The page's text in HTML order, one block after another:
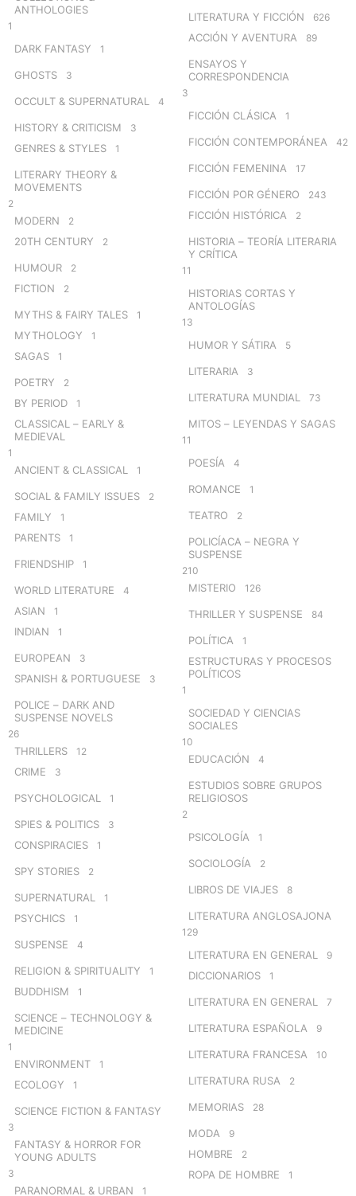
ANTHOLOGIES
1
DARK FANTASY 1
GHOSTS 3
OCCULT & SUPERNATURAL 4
HISTORY & CRITICISM 3
GENRES & STYLES 1
LITERARY THEORY &
MOVEMENTS
2
MODERN 2
20TH CENTURY 2
HUMOUR 2
FICTION 2
MYTHS & FAIRY TALES 1
MYTHOLOGY 1
SAGAS 1
POETRY 2
BY PERIOD 1
CLASSICAL – EARLY &
MEDIEVAL
1
ANCIENT & CLASSICAL 1
SOCIAL & FAMILY ISSUES 2
FAMILY 1
PARENTS 1
FRIENDSHIP 1
WORLD LITERATURE 4
ASIAN 1
INDIAN 1
EUROPEAN 3
SPANISH & PORTUGUESE 3
POLICE – DARK AND
SUSPENSE NOVELS
26
THRILLERS 12
CRIME 3
PSYCHOLOGICAL 1
SPIES & POLITICS 3
CONSPIRACIES 1
SPY STORIES 2
SUPERNATURAL 1
PSYCHICS 1
SUSPENSE 4
RELIGION & SPIRITUALITY 1
BUDDHISM 1
SCIENCE – TECHNOLOGY &
MEDICINE
1
ENVIRONMENT 1
ECOLOGY 1
SCIENCE FICTION & FANTASY
3
FANTASY & HORROR FOR
YOUNG ADULTS
3
PARANORMAL & URBAN 1
LITERATURA Y FICCIÓN 626
ACCIÓN Y AVENTURA 89
ENSAYOS Y
CORRESPONDENCIA
3
FICCIÓN CLÁSICA 1
FICCIÓN CONTEMPORÁNEA 42
FICCIÓN FEMENINA 17
FICCIÓN POR GÉNERO 243
FICCIÓN HISTÓRICA 2
HISTORIA – TEORÍA LITERARIA
Y CRÍTICA
11
HISTORIAS CORTAS Y
ANTOLOGÍAS
13
HUMOR Y SÁTIRA 5
LITERARIA 3
LITERATURA MUNDIAL 73
MITOS – LEYENDAS Y SAGAS
11
POESÍA 4
ROMANCE 1
TEATRO 2
POLICÍACA – NEGRA Y
SUSPENSE
210
MISTERIO 126
THRILLER Y SUSPENSE 84
POLÍTICA 1
ESTRUCTURAS Y PROCESOS
POLÍTICOS
1
SOCIEDAD Y CIENCIAS
SOCIALES
10
EDUCACIÓN 4
ESTUDIOS SOBRE GRUPOS
RELIGIOSOS
2
PSICOLOGÍA 1
SOCIOLOGÍA 2
LIBROS DE VIAJES 8
LITERATURA ANGLOSAJONA
129
LITERATURA EN GENERAL 9
DICCIONARIOS 1
LITERATURA EN GENERAL 7
LITERATURA ESPAÑOLA 9
LITERATURA FRANCESA 10
LITERATURA RUSA 2
MEMORIAS 28
MODA 9
HOMBRE 2
ROPA DE HOMBRE 1